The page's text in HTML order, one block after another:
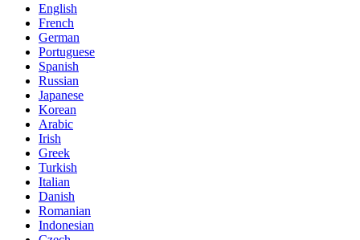
English
French
German
Portuguese
Spanish
Russian
Japanese
Korean
Arabic
Irish
Greek
Turkish
Italian
Danish
Romanian
Indonesian